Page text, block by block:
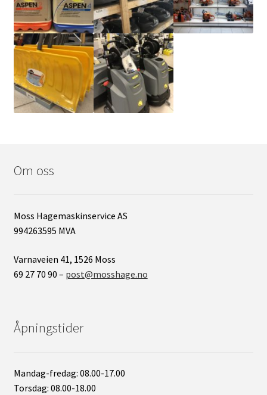
Om oss
Moss Hagemaskinservice AS
994263595 MVA
Varnaveien 41, 1526 Moss
69 27 70 90 – post@mosshage.no
Åpningstider
Mandag-fredag: 08.00-17.00
Torsdag: 08.00-18.00